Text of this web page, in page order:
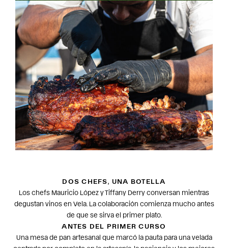
DOS CHEFS, UNA BOTELLA
Los chefs Mauricio López y Tiffany Derry conversan mientras
degustan vinos en Vela. La colaboración comienza mucho antes
de que se sirva el primer plato.
ANTES DEL PRIMER CURSO
Una mesa de pan artesanal que marcó la pauta para una velada